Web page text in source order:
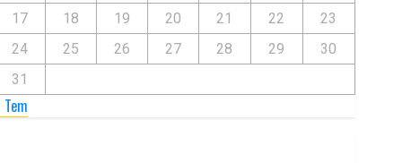
17
18 19 20 21 22
23
24
25 26 27 28 29
30
31